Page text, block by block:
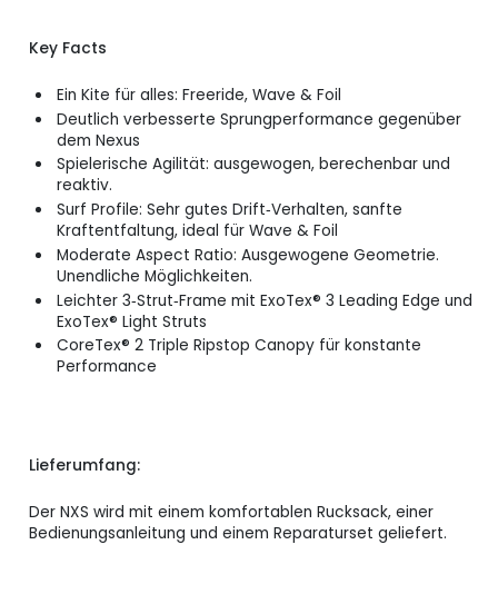
Key Facts
Ein Kite für alles: Freeride, Wave & Foil
Deutlich verbesserte Sprungperformance gegenüber
dem Nexus
Spielerische Agilität: ausgewogen, berechenbar und
reaktiv.
Surf Profile: Sehr gutes Drift‑Verhalten, sanfte
Kraftentfaltung, ideal für Wave & Foil
Moderate Aspect Ratio: Ausgewogene Geometrie.
Unendliche Möglichkeiten.
Leichter 3‑Strut‑Frame mit ExoTex® 3 Leading Edge und
ExoTex® Light Struts
CoreTex® 2 Triple Ripstop Canopy für konstante
Performance
Lieferumfang:
Der NXS wird mit einem komfortablen Rucksack, einer
Bedienungsanleitung und einem Reparaturset geliefert.